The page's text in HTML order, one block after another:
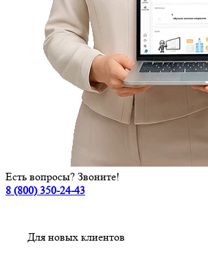
Есть вопросы? Звоните!
8 (800) 350-24-43
Для новых клиентов